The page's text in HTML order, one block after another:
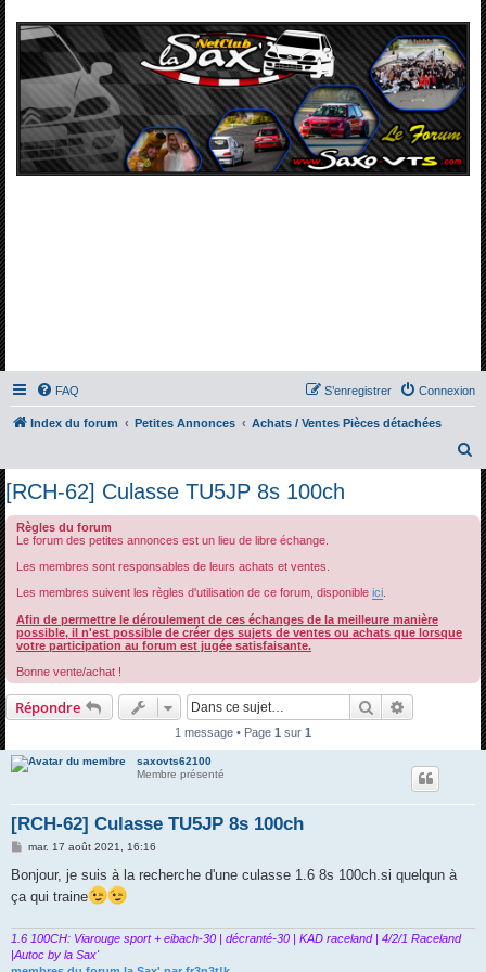
FAQ Connexion
S’enregistrer
Index du forum Petites Annonces
Achats / Ventes Pièces détachées
r
[RCH-62] Culasse TU5JP 8s 100ch
Règles du forum
Le forum des petites annonces est un lieu de libre échange.
Les membres sont responsables de leurs achats et ventes.
Les membres suivent les règles d'utilisation de ce forum, disponible ici
Afin de permettre le déroulement de ces échanges de la meilleure manière
possible, il n'est possible de créer des sujets de ventes ou achats que lorsque
votre participation au forum est jugée satisfaisante.
Bonne vente/achat !
Répondre RechercherRecherche
1 message • Page 1 sur 1
saxovts62100
Membre présenté
[RCH-62] Culasse TU5JP 8s 100ch
M
s
a
mar. 17 août 2021, 16:16
Bonjour, je suis à la recherche d'une culasse 1.6 8s 100ch.si quelqun à
ça qui traine
1.6 100CH: Viarouge sport + eibach-30 | décranté-30 | KAD raceland | 4/2/1 Raceland
|Autoc by la Sax'